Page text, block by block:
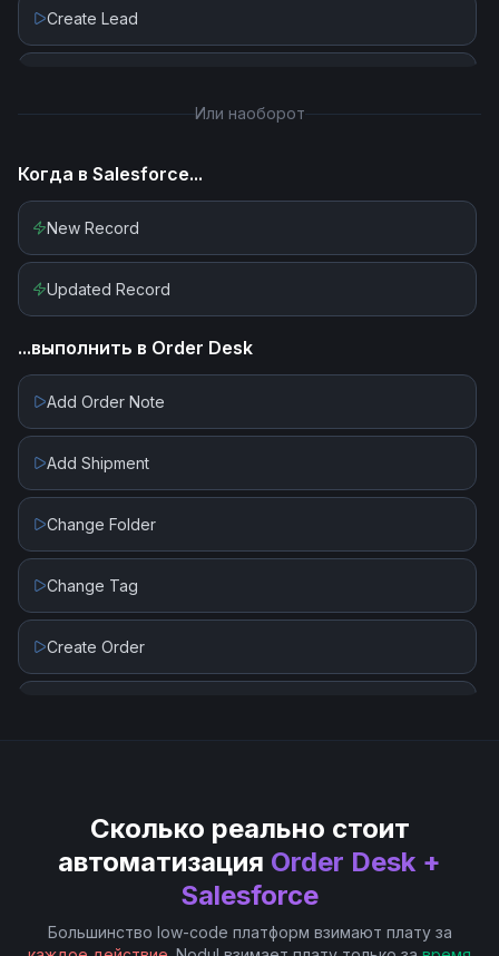
Create Lead
Get Records By Collections
Get Records by Query
Или наоборот
Когда в Salesforce...
New Record
Updated Record
...выполнить в Order Desk
Add Order Note
Add Shipment
Change Folder
Change Tag
Create Order
Set Order Item Data
Сколько реально стоит
автоматизация Order Desk +
Salesforce
Большинство low-code платформ взимают плату за